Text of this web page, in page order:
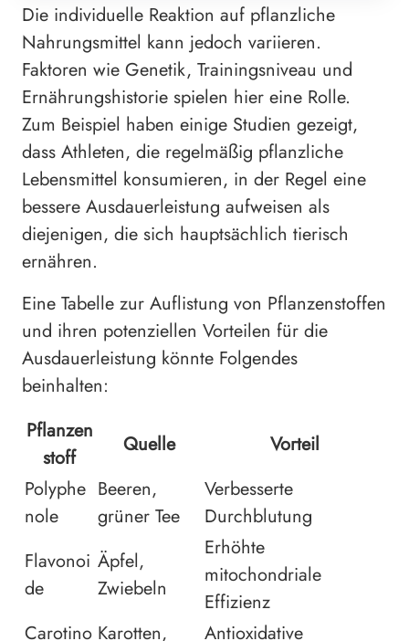
Die individuelle Reaktion auf pflanzliche
Nahrungsmittel kann jedoch variieren.
Faktoren wie Genetik, Trainingsniveau und
Ernährungshistorie spielen hier eine Rolle.
Zum Beispiel haben einige Studien gezeigt,
dass Athleten, die regelmäßig pflanzliche
Lebensmittel konsumieren, in der Regel eine
bessere Ausdauerleistung aufweisen als
diejenigen, die sich hauptsächlich tierisch
ernähren.
Eine Tabelle zur Auflistung von Pflanzenstoffen
und ihren potenziellen Vorteilen für die
Ausdauerleistung könnte Folgendes
beinhalten:
Pflanzen
stoff
Quelle
Vorteil
Polyphe
nole
Beeren,
grüner Tee
Verbesserte
Durchblutung
Flavonoi
de
Äpfel,
Zwiebeln
Erhöhte
mitochondriale
Effizienz
Carotino Karotten, Antioxidative